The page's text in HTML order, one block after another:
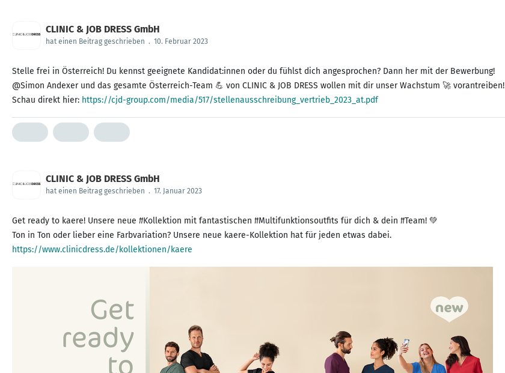
CLINIC & JOB DRESS GmbH
hat einen Beitrag geschrieben . 10. Februar 2023
Stelle frei in Österreich! Du kennst geeignete Kandidat:innen oder du fühlst dich angesprochen? Dann her mit der Bewerbung!
@Simon Andexer und das gesamte Österreich-Team 💪 von CLINIC & JOB DRESS wollen mit dir unser Wachstum 🚀 vorantreiben!
Schau direkt hier: https://cjd-group.com/media/517/stellenausschreibung_vertrieb_2023_at.pdf
CLINIC & JOB DRESS GmbH
hat einen Beitrag geschrieben . 17. Januar 2023
Get ready to kaere! Unsere neue #Kollektion mit fantastischen #Multifunktionsoutfits für dich & dein #Team! 💚
https://www.clinicdress.de/kollektionen/kaere